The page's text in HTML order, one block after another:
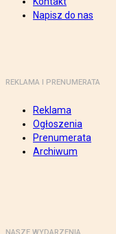
Napisz do nas
REKLAMA I PRENUMERATA
Reklama
Ogłoszenia
Prenumerata
Archiwum